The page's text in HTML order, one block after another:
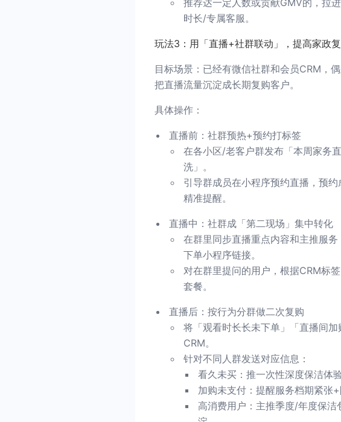
推荐达一定人数或贡献GMV的，拉
时长/专属客服。
玩法3：用「直播+社群联动」，提高家政
目标场景：已经有微信社群和会员CRM，
把直播流量沉淀成长期复购客户。
具体操作：
直播前：社群预热+预约打标签
在各小区/老客户群发布「本周家务
洗」。
引导群成员在小程序预约直播，预
精准提醒。
直播中：社群成「第二现场」集中转化
在群里同步直播重点内容和主推服
下单小程序链接。
对在群里提问的用户，根据CRM标
套餐。
直播后：按行为分群做二次复购
将「观看时长长未下单」「直播间
CRM。
针对不同人群发送对应信息：
看久未买：推一次性深度保洁体
加购未支付：提醒服务档期紧张+
高消费用户：主推季度/年度保